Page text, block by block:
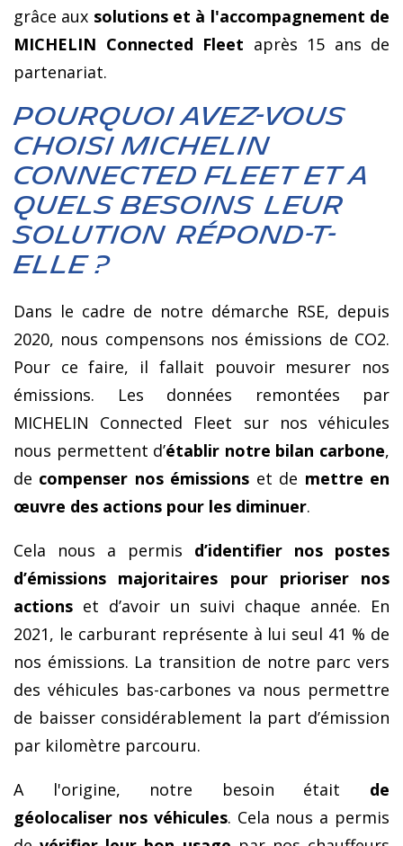
grâce aux solutions et à l'accompagnement de
MICHELIN Connected Fleet après 15 ans de
partenariat.
Pourquoi avez-vous
choisi MICHELIN
CONNECTED Fleet et a
quels besoins leur
solution répond-t-
elle ?
Dans le cadre de notre démarche RSE, depuis
2020, nous compensons nos émissions de CO2.
Pour ce faire, il fallait pouvoir mesurer nos
émissions. Les données remontées par
MICHELIN Connected Fleet sur nos véhicules
nous permettent d’établir notre bilan carbone,
de compenser nos émissions et de mettre en
œuvre des actions pour les diminuer.
Cela nous a permis d’identifier nos postes
d’émissions majoritaires pour prioriser nos
actions et d’avoir un suivi chaque année. En
2021, le carburant représente à lui seul 41 % de
nos émissions. La transition de notre parc vers
des véhicules bas-carbones va nous permettre
de baisser considérablement la part d’émission
par kilomètre parcouru.
A l'origine, notre besoin était de
géolocaliser nos véhicules. Cela nous a permis